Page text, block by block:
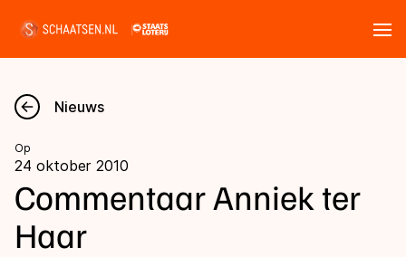
Nieuws
Kalender
Disciplines
Nieuws
Op
24 oktober 2010
Commentaar Anniek ter
Haar